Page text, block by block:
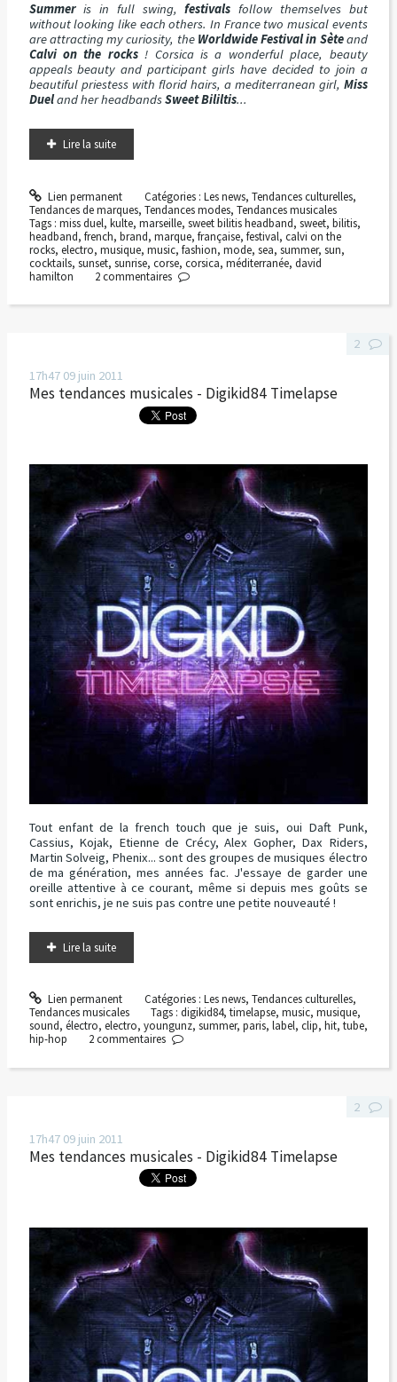
Summeris in full swing,festivals follow themselves but
without looking like each others. In France two musical events
are attracting my curiosity, the Worldwide Festival in Sèteand
Calvi on the rocks! Corsica is a wonderful place, beauty
appeals beauty and participant girls have decided to join a
beautiful priestess with florid hairs, a mediterranean girl, Miss
Dueland her headbandsSweet Bililtis...
Lire la suite
Lien permanent Catégories : Les news, Tendances culturelles,
Tendances de marques, Tendances modes, Tendances musicales
Tags : miss duel, kulte, marseille, sweet bilitis headband, sweet, bilitis,
headband, french, brand, marque, française, festival, calvi on the
rocks, electro, musique, music, fashion, mode, sea, summer, sun,
cocktails, sunset, sunrise, corse, corsica, méditerranée, david
hamilton
2commentaires
17h47 09 juin 2011
Mes tendances musicales - Digikid84 Timelapse
Tout enfant de la french touch que je suis, oui Daft Punk,
Cassius, Kojak, Etienne de Crécy, Alex Gopher, Dax Riders,
Martin Solveig, Phenix... sont des groupes de musiques électro
de ma génération, mes années fac. J'essaye de garder une
oreille attentive à ce courant, même si depuis mes goûts se
sont enrichis, je ne suis pas contre une petite nouveauté !
Lire la suite
Lien permanent Catégories : Les news, Tendances culturelles,
Tendances musicales
Tags :digikid84,timelapse,music,musique,
sound, électro, electro, youngunz, summer, paris, label, clip, hit, tube,
hip-hop
2
2commentaires
17h47 09 juin 2011
Mes tendances musicales - Digikid84 Timelapse
2